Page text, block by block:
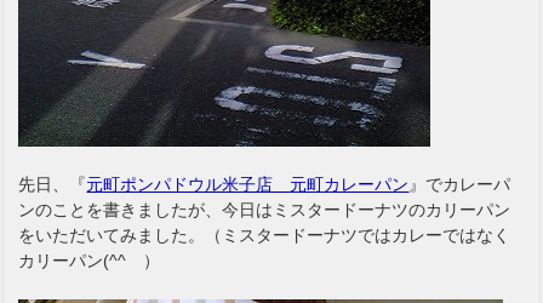
先日、『元町ポンパドウル米子店 元町カレーパン 』でカレーパ
ンのことを書きましたが、今日はミスタードーナツのカリーパン
をいただいてみました。（ミスタードーナツではカレーではなく
カリーパン(^^ゞ）